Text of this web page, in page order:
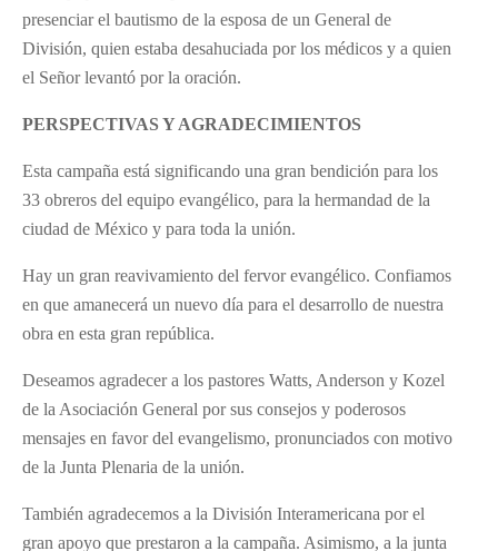
presenciar el bautismo de la esposa de un General de
División, quien estaba desahuciada por los médicos y a quien
el Señor levantó por la oración.
PERSPECTIVAS Y AGRADECIMIENTOS
Esta campaña está significando una gran bendición para los
33 obreros del equipo evangélico, para la hermandad de la
ciudad de México y para toda la unión.
Hay un gran reavivamiento del fervor evangélico. Confiamos
en que amanecerá un nuevo día para el desarrollo de nuestra
obra en esta gran república.
Deseamos agradecer a los pastores Watts, Anderson y Kozel
de la Asociación General por sus consejos y poderosos
mensajes en favor del evangelismo, pronunciados con motivo
de la Junta Plenaria de la unión.
También agradecemos a la División Interamericana por el
gran apoyo que prestaron a la campaña. Asimismo, a la junta